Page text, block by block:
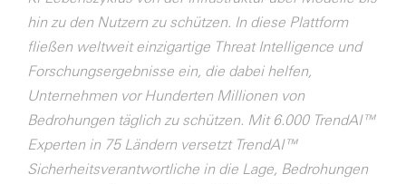
hin zu den Nutzern zu schützen. In diese Plattform
fließen weltweit einzigartige Threat Intelligence und
Forschungsergebnisse ein, die dabei helfen,
Unternehmen vor Hunderten Millionen von
Bedrohungen täglich zu schützen. Mit 6.000 TrendAI™
Experten in 75 Ländern versetzt TrendAI™
Sicherheitsverantwortliche in die Lage, Bedrohungen